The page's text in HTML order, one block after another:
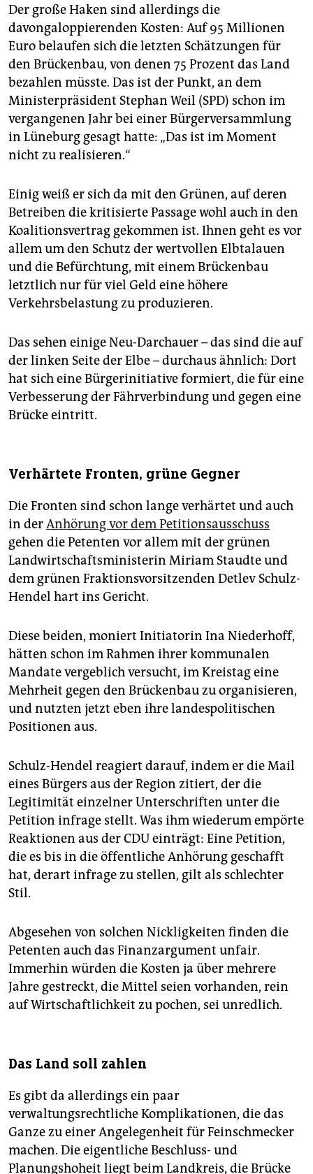
Der große Haken sind allerdings die
davongaloppierenden Kosten: Auf 95 Millionen
Euro belaufen sich die letzten Schätzungen für
den Brückenbau, von denen 75 Prozent das Land
bezahlen müsste. Das ist der Punkt, an dem
Ministerpräsident Stephan Weil (SPD) schon im
vergangenen Jahr bei einer Bürgerversammlung
in Lüneburg gesagt hatte: „Das ist im Moment
nicht zu realisieren.“
Einig weiß er sich da mit den Grünen, auf deren
Betreiben die kritisierte Passage wohl auch in den
Koalitionsvertrag gekommen ist. Ihnen geht es vor
allem um den Schutz der wertvollen Elbtalauen
und die Befürchtung, mit einem Brückenbau
letztlich nur für viel Geld eine höhere
Verkehrsbelastung zu produzieren.
Das sehen einige Neu-Darchauer – das sind die auf
der linken Seite der Elbe – durchaus ähnlich: Dort
hat sich eine Bürgerinitiative formiert, die für eine
Verbesserung der Fährverbindung und gegen eine
Brücke eintritt.
Verhärtete Fronten, grüne Gegner
Die Fronten sind schon lange verhärtet und auch
in derAnhörung vor dem Petitionsausschuss
gehen die Petenten vor allem mit der grünen
Landwirtschaftsministerin Miriam Staudte und
dem grünen Fraktionsvorsitzenden Detlev Schulz-
Hendel hart ins Gericht.
Diese beiden, moniert Initiatorin Ina Niederhoff,
hätten schon im Rahmen ihrer kommunalen
Mandate vergeblich versucht, im Kreistag eine
Mehrheit gegen den Brückenbau zu organisieren,
und nutzten jetzt eben ihre landespolitischen
Positionen aus.
Schulz-Hendel reagiert darauf, indem er die Mail
eines Bürgers aus der Region zitiert, der die
Legitimität einzelner Unterschriften unter die
Petition infrage stellt. Was ihm wiederum empörte
Reaktionen aus der CDU einträgt: Eine Petition,
die es bis in die öffentliche Anhörung geschafft
hat, derart infrage zu stellen, gilt als schlechter
Stil.
Abgesehen von solchen Nickligkeiten finden die
Petenten auch das Finanzargument unfair.
Immerhin würden die Kosten ja über mehrere
Jahre gestreckt, die Mittel seien vorhanden, rein
auf Wirtschaftlichkeit zu pochen, sei unredlich.
Das Land soll zahlen
Es gibt da allerdings ein paar
verwaltungsrechtliche Komplikationen, die das
Ganze zu einer Angelegenheit für Feinschmecker
machen. Die eigentliche Beschluss- und
Planungshoheit liegt beim Landkreis, die Brücke